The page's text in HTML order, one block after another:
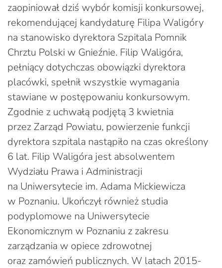
zaopiniował dziś wybór komisji konkursowej,
rekomendującej kandydaturę Filipa Waligóry
na stanowisko dyrektora Szpitala Pomnik
Chrztu Polski w Gnieźnie. Filip Waligóra,
pełniący dotychczas obowiązki dyrektora
placówki, spełnił wszystkie wymagania
stawiane w postępowaniu konkursowym.
Zgodnie z uchwałą podjętą 3 kwietnia
przez Zarząd Powiatu, powierzenie funkcji
dyrektora szpitala nastąpiło na czas określony
6 lat. Filip Waligóra jest absolwentem
Wydziału Prawa i Administracji
na Uniwersytecie im. Adama Mickiewicza
w Poznaniu. Ukończył również studia
podyplomowe na Uniwersytecie
Ekonomicznym w Poznaniu z zakresu
zarządzania w opiece zdrowotnej
oraz zamówień publicznych. W latach 2015-